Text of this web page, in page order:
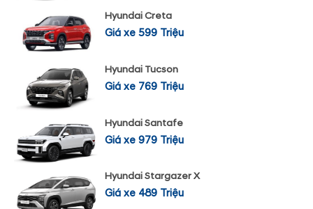
Hyundai Creta
Giá xe 599 Triệu
Hyundai Tucson
Giá xe 769 Triệu
Hyundai Santafe
Giá xe 979 Triệu
Hyundai Stargazer X
Giá xe 489 Triệu